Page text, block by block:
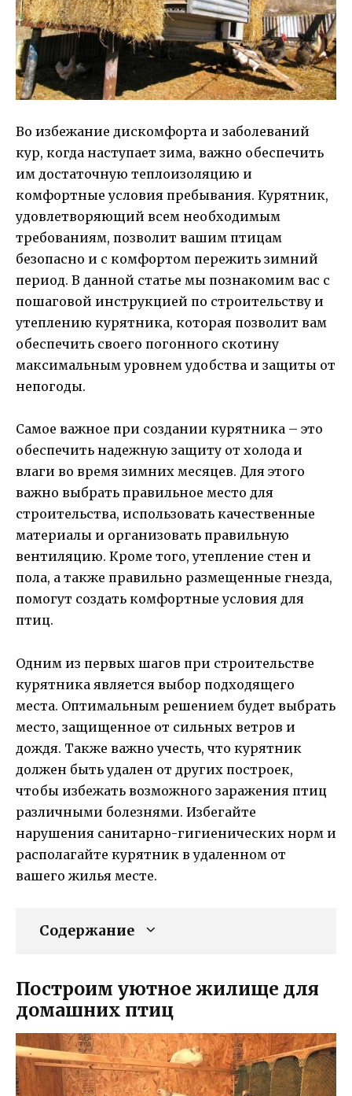
Во избежание дискомфорта и заболеваний
кур, когда наступает зима, важно обеспечить
им достаточную теплоизоляцию и
комфортные условия пребывания. Курятник,
удовлетворяющий всем необходимым
требованиям, позволит вашим птицам
безопасно и с комфортом пережить зимний
период. В данной статье мы познакомим вас с
пошаговой инструкцией по строительству и
утеплению курятника, которая позволит вам
обеспечить своего погонного скотину
максимальным уровнем удобства и защиты от
непогоды.
Самое важное при создании курятника – это
обеспечить надежную защиту от холода и
влаги во время зимних месяцев. Для этого
важно выбрать правильное место для
строительства, использовать качественные
материалы и организовать правильную
вентиляцию. Кроме того, утепление стен и
пола, а также правильно размещенные гнезда,
помогут создать комфортные условия для
птиц.
Одним из первых шагов при строительстве
курятника является выбор подходящего
места. Оптимальным решением будет выбрать
место, защищенное от сильных ветров и
дождя. Также важно учесть, что курятник
должен быть удален от других построек,
чтобы избежать возможного заражения птиц
различными болезнями. Избегайте
нарушения санитарно-гигиенических норм и
располагайте курятник в удаленном от
вашего жилья месте.
Содержание
Построим уютное жилище для
домашних птиц